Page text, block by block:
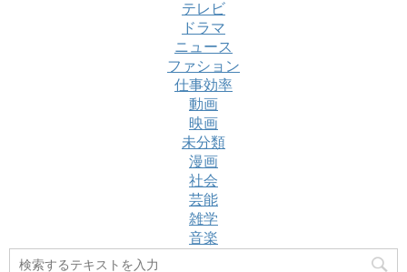
テレビ
ドラマ
ニュース
ファション
仕事効率
動画
映画
未分類
漫画
社会
芸能
雑学
音楽